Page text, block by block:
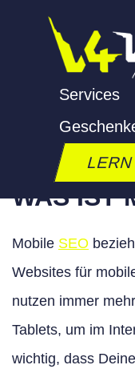
Services
MOBILE
Letzte
WAS IST
Mobile SEO
Websites für
nutzen immer
Tablets, um im
wichtig, dass